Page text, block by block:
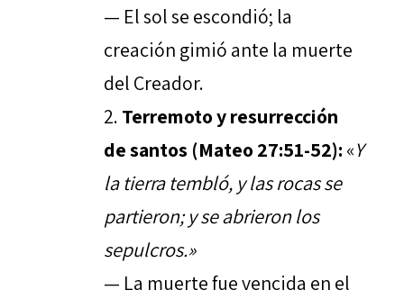
— El sol se escondió; la
creación gimió ante la muerte
del Creador.
Terremoto y resurrección
de santos (Mateo 27:51-52): «Y
la tierra tembló, y las rocas se
partieron; y se abrieron los
sepulcros.»
— La muerte fue vencida en el